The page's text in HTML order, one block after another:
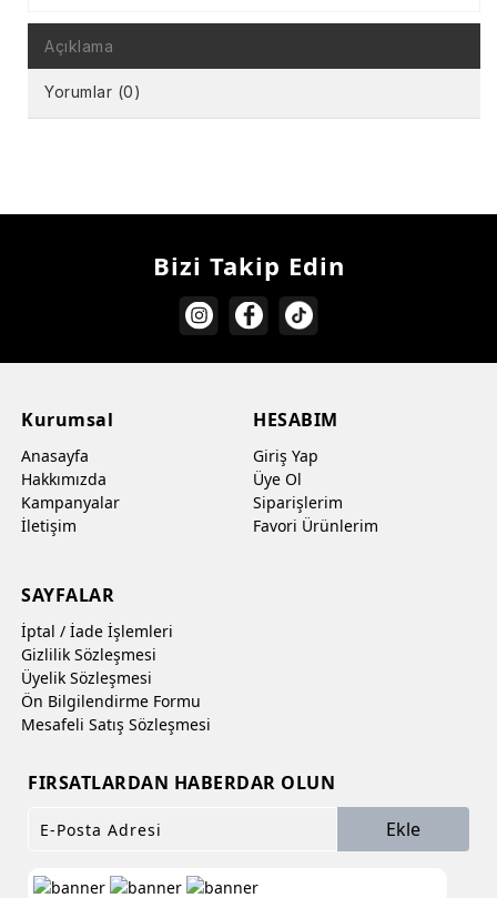
Açıklama
Yorumlar (0)
Bizi Takip Edin
Kurumsal
Anasayfa
Hakkımızda
Kampanyalar
İletişim
HESABIM
Giriş Yap
Üye Ol
Siparişlerim
Favori Ürünlerim
SAYFALAR
İptal / İade İşlemleri
Gizlilik Sözleşmesi
Üyelik Sözleşmesi
Ön Bilgilendirme Formu
Mesafeli Satış Sözleşmesi
FIRSATLARDAN HABERDAR OLUN
Ekle